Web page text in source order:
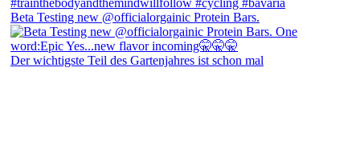
Beta Testing new @officialorgainic Protein Bars.
Der wichtigste Teil des Gartenjahres ist schon mal